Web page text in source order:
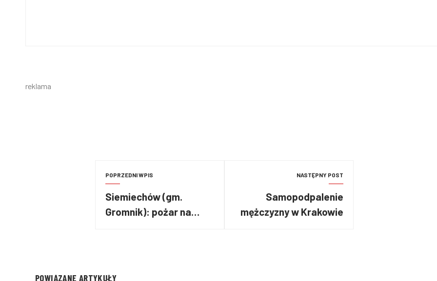
reklama
POPRZEDNI WPIS
Siemiechów (gm.
Gromnik): pożar na
NASTĘPNY POST
Samopodpalenie
mężczyzny w Krakowie
POWIĄZANE ARTYKUŁY